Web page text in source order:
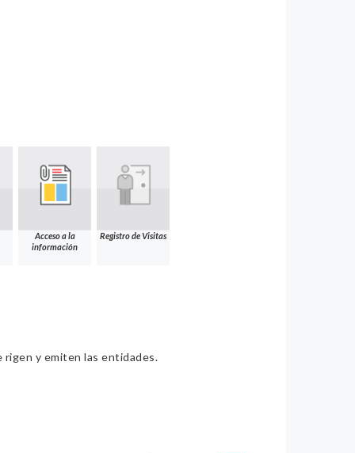
Acceso a la
información
Registro de Visitas
rigen y emiten las entidades.